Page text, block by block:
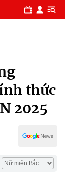
thức
2025